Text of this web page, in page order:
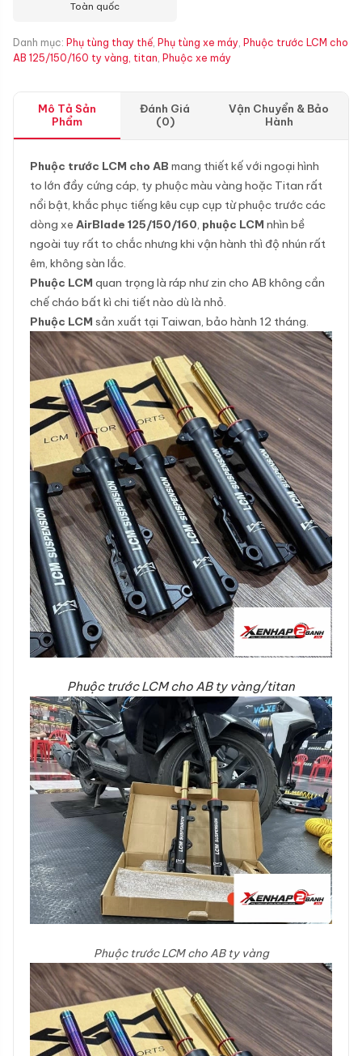
Toàn quốc
Danh mục: Phụ tùng thay thế, Phụ tùng xe máy, Phuộc trước LCM cho
AB 125/150/160 ty vàng, titan, Phuộc xe máy
Mô Tả Sản
Phẩm
Đánh Giá
(0)
Vận Chuyển & Bảo
Hành
Phuộc trước LCM cho AB mang thiết kế với ngoại hình
to lớn đầy cứng cáp, ty phuộc màu vàng hoặc Titan rất
nổi bật, khắc phục tiếng kêu cụp cụp từ phuộc trước các
dòng xe AirBlade 125/150/160, phuộc LCM nhìn bề
ngoài tuy rất to chắc nhưng khi vận hành thì độ nhún rất
êm, không sàn lắc.
Phuộc LCM quan trọng là ráp như zin cho AB không cần
chế cháo bất kì chi tiết nào dù là nhỏ.
Phuộc LCM sản xuất tại Taiwan, bảo hành 12 tháng.
Phuộc trước LCM cho AB ty vàng/titan
Phuộc trước LCM cho AB ty vàng